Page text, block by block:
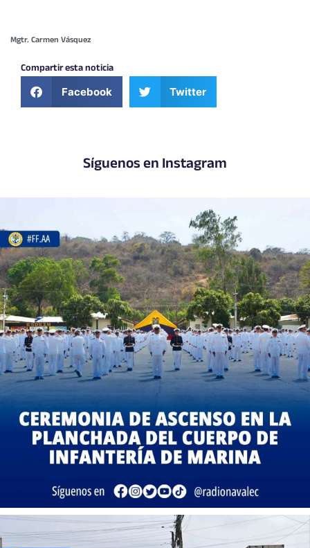
Mgtr. Carmen Vásquez
Compartir esta noticia
Facebook Twitter
Síguenos en Instagram